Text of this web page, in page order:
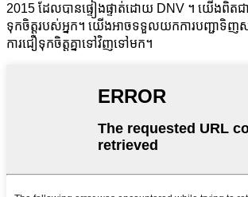
2015 ដែលបានផ្ទៀងផ្ទាត់ដោយ DNV ។ យើងពិតជាម
ទុកចិត្តរបស់អ្នក។ យើងអាចទទួលយកការបញ្ជាទិញស
ការជឿទុកចិត្តគ្នាទៅវិញទៅមក។